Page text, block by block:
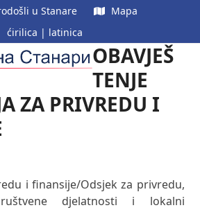
u Stanare
Mapa
ćirilica | latinica
OBAVJEŠ
TENJE
ZA PRIVREDU I
i finansije/Odsjek za privredu,
djelatnosti i lokalni